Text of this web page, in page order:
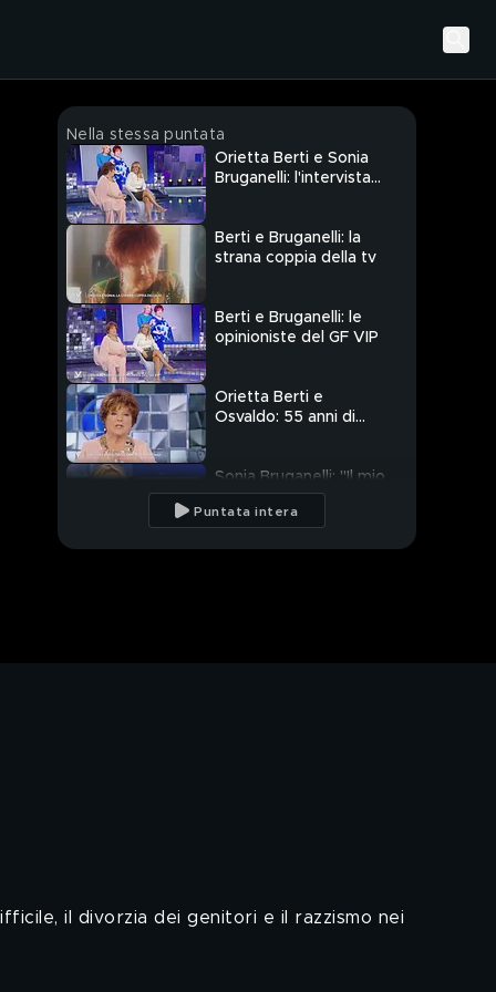
Nella stessa puntata
Orietta Berti e Sonia
Bruganelli: l'intervista
Berti e Bruganelli: la
strana coppia della tv
Berti e Bruganelli: le
opinioniste del GF VIP
Orietta Berti e
Osvaldo: 55 anni di
Sonia Bruganelli: "Il mio
rapporto con Paolo"
Puntata intera
il divorzia dei genitori e il razzismo nei